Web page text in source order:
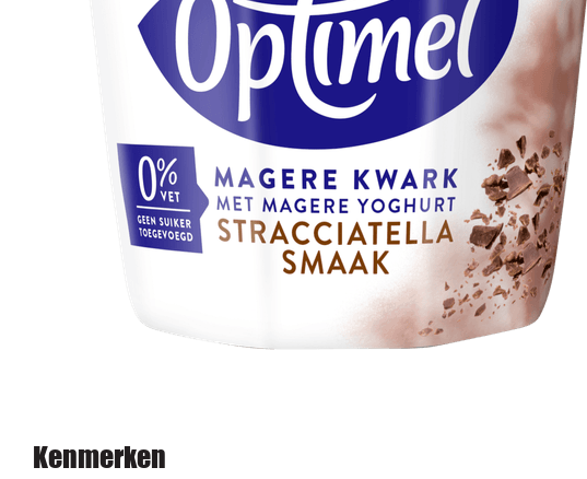
Kenmerken